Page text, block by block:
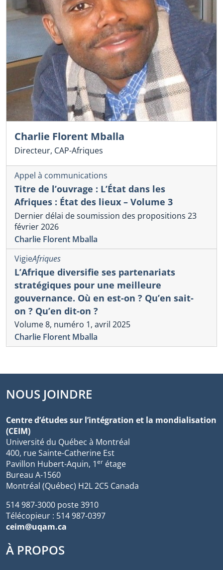
Charlie Florent Mballa
Directeur, CAP-Afriques
Appel à communications
Titre de l’ouvrage : L’État dans les
Afriques : État des lieux – Volume 3
Dernier délai de soumission des propositions 23
février 2026
Charlie Florent Mballa
VigieAfriques
L’Afrique diversifie ses partenariats
stratégiques pour une meilleure
gouvernance. Où en est-on ? Qu’en sait-
on ? Qu’en dit-on ?
Volume 8, numéro 1, avril 2025
Charlie Florent Mballa
NOUS JOINDRE
Centre d’études sur l’intégration et la mondialisation
(CEIM)
Université du Québec à Montréal
400, rue Sainte-Catherine Est
Pavillon Hubert-Aquin, 1er étage
Bureau A-1560
Montréal (Québec) H2L 2C5 Canada
514 987-3000 poste 3910
Télécopieur : 514 987-0397
ceim@uqam.ca
À PROPOS